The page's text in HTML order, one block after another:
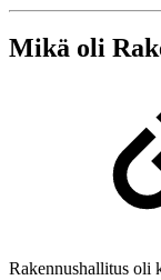
Mikä oli
Rakennushallitus oli